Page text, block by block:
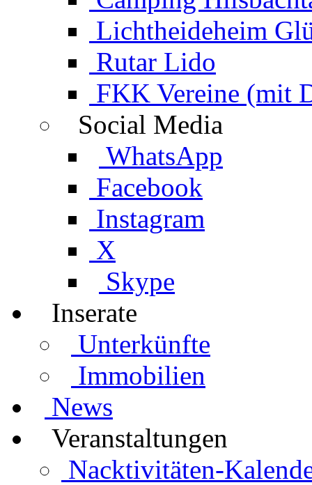
Lichtheideheim
Rutar Lido
FKK Vereine (mit
Social Media
WhatsApp
Facebook
Instagram
X
Skype
Inserate
Unterkünfte
Immobilien
News
Veranstaltungen
Nacktivitäten-